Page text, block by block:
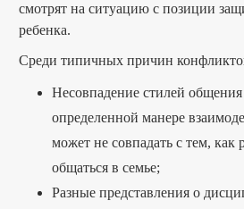
смотрят на ситуацию с позиции
ребенка.
Среди типичных причин
Несовпадение стилей
определенной манере
может не совпадать с тем, как
общаться в семье;
Разные представления о